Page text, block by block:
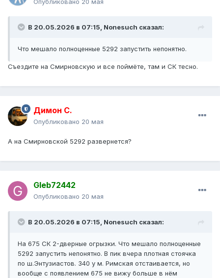
Опубликовано 20 мая
В 20.05.2026 в 07:15, Nonesuch сказал:
Что мешало полноценные 5292 запустить непонятно.
Съездите на Смирновскую и все поймёте, там и СК тесно.
Димон С.
Опубликовано 20 мая
А на Смирновской 5292 развернется?
Gleb72442
Опубликовано 20 мая
В 20.05.2026 в 07:15, Nonesuch сказал:
На 675 СК 2-дверные огрызки. Что мешало полноценные
5292 запустить непонятно. В пик вчера плотная стоячка
по ш.Энтузиастов. 340 у м. Римская отстаивается, но
вообще с появлением 675 не вижу больше в нём